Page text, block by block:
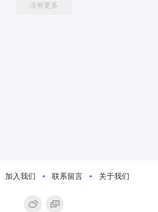
没有更多
加入我们 联系留言 关于我们